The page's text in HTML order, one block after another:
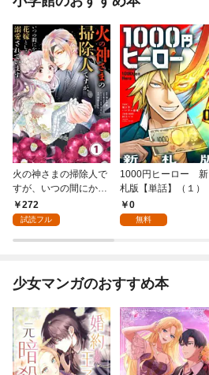
火の神さまの掃除人で
すが、いつの間にか花
嫁として溺愛されてい
ます【単話】（１）
272
試読フル
1000円ヒーロー 新
札版【単話】（１）
0
無料
少女マンガのおすすめ本